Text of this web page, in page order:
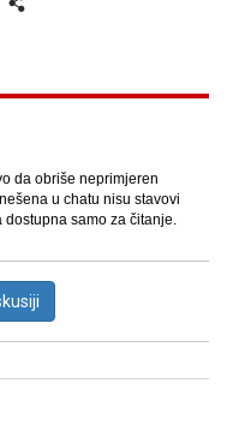
da obriše neprimjeren
u chatu nisu stavovi
samo za čitanje.